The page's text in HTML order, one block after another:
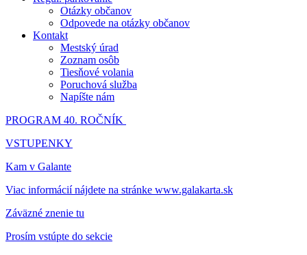
Otázky občanov
Odpovede na otázky občanov
Kontakt
Mestský úrad
Zoznam osôb
Tiesňové volania
Poruchová služba
Napíšte nám
PROGRAM 40. ROČNÍK
VSTUPENKY
Kam v Galante
Viac informácií nájdete na stránke www.galakarta.sk
Záväzné znenie tu
Prosím vstúpte do sekcie